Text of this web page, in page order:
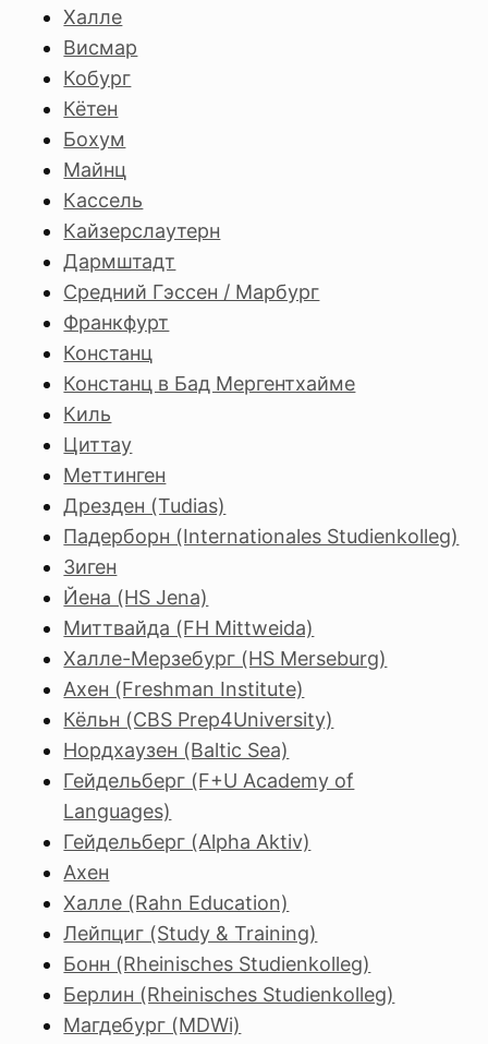
Халле
Висмар
Кобург
Кётен
Бохум
Майнц
Кассель
Кайзерслаутерн
Дармштадт
Средний Гэссен / Марбург
Франкфурт
Констанц
Констанц в Бад Мергентхайме
Киль
Циттау
Меттинген
Дрезден (Tudias)
Падерборн (Internationales Studienkolleg)
Зиген
Йена (HS Jena)
Миттвайда (FH Mittweida)
Халле-Мерзебург (HS Merseburg)
Ахен (Freshman Institute)
Кёльн (CBS Prep4University)
Нордхаузен (Baltic Sea)
Гейдельберг (F+U Academy of
Languages)
Гейдельберг (Alpha Aktiv)
Ахен
Халле (Rahn Education)
Лейпциг (Study & Training)
Бонн (Rheinisches Studienkolleg)
Берлин (Rheinisches Studienkolleg)
Магдебург (MDWi)